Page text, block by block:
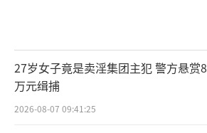
27岁女子竟是卖淫集团主犯 警方悬赏8
万元缉捕
2026-08-07 09:41:25